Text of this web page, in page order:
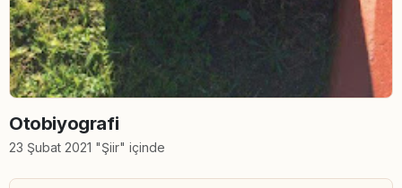
Otobiyografi
23 Şubat 2021 "Şiir" içinde